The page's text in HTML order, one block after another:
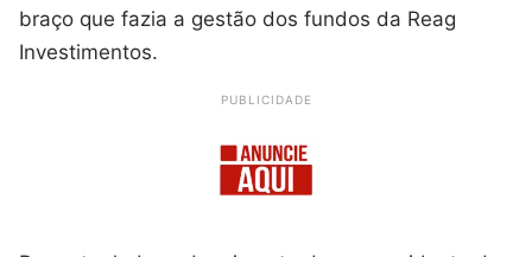
braço que fazia a gestão dos fundos da Reag
Investimentos.
PUBLICIDADE